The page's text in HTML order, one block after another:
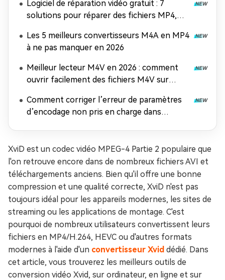
Logiciel de réparation vidéo gratuit : 7
solutions pour réparer des fichiers MP4,
Les 5 meilleurs convertisseurs M4A en MP4
à ne pas manquer en 2026
Meilleur lecteur M4V en 2026 : comment
ouvrir facilement des fichiers M4V sur
Comment corriger l’erreur de paramètres
d’encodage non pris en charge dans
XviD est un codec vidéo MPEG-4 Partie 2 populaire que
l'on retrouve encore dans de nombreux fichiers AVI et
téléchargements anciens. Bien qu'il offre une bonne
compression et une qualité correcte, XviD n'est pas
toujours idéal pour les appareils modernes, les sites de
streaming ou les applications de montage. C'est
pourquoi de nombreux utilisateurs convertissent leurs
fichiers en MP4/H.264, HEVC ou d'autres formats
modernes à l'aide d'un convertisseur Xvid dédié. Dans
cet article, vous trouverez les meilleurs outils de
conversion vidéo Xvid, sur ordinateur, en ligne et sur